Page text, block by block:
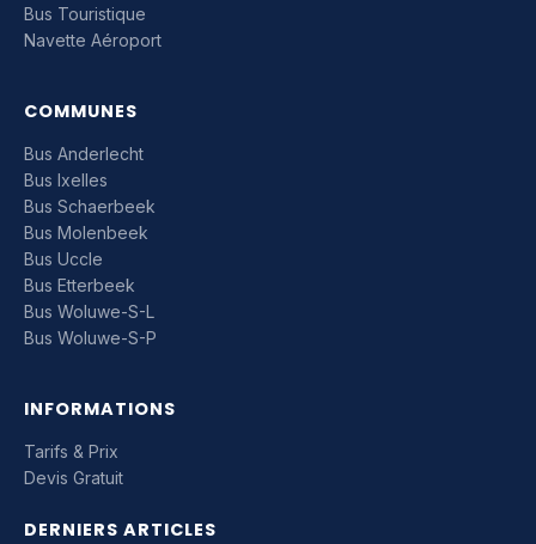
Bus Touristique
Navette Aéroport
COMMUNES
Bus Anderlecht
Bus Ixelles
Bus Schaerbeek
Bus Molenbeek
Bus Uccle
Bus Etterbeek
Bus Woluwe-S-L
Bus Woluwe-S-P
INFORMATIONS
Tarifs & Prix
Devis Gratuit
DERNIERS ARTICLES